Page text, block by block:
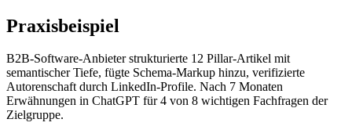
Praxisbeispiel
B2B-Software-Anbieter strukturierte 12 Pillar-Artikel mit
semantischer Tiefe, fügte Schema-Markup hinzu, verifizierte
Autorenschaft durch LinkedIn-Profile. Nach 7 Monaten
Erwähnungen in ChatGPT für 4 von 8 wichtigen Fachfragen der
Zielgruppe.